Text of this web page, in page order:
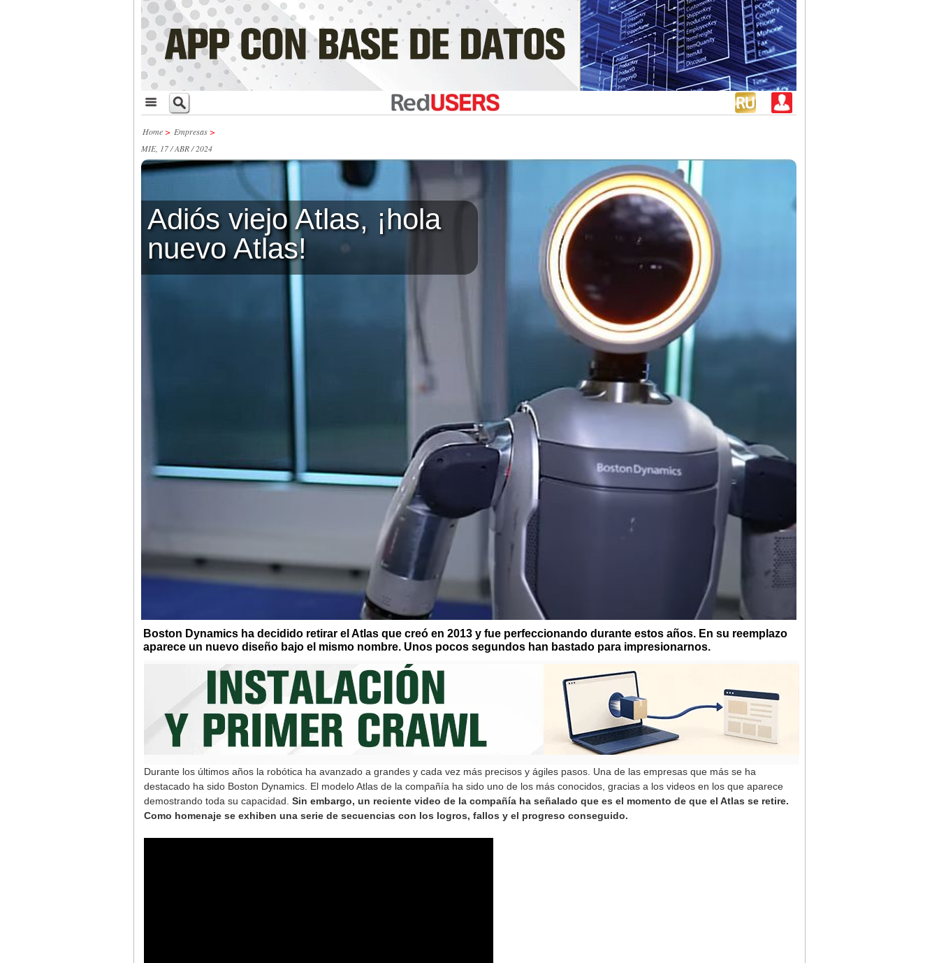
Home> Empresas>
MIE, 17 / ABR / 2024
Adiós viejo Atlas, ¡hola
nuevo Atlas!
Boston Dynamics ha decidido retirar el Atlas que creó en 2013 y fue perfeccionando durante estos años. En su reemplazo
aparece un nuevo diseño bajo el mismo nombre. Unos pocos segundos han bastado para impresionarnos.
Durante los últimos años la robótica ha avanzado a grandes y cada vez más precisos y ágiles pasos. Una de las empresas que más se ha
destacado ha sido Boston Dynamics. El modelo Atlas de la compañía ha sido uno de los más conocidos, gracias a los videos en los que aparece
demostrando toda su capacidad. Sin embargo, un reciente video de la compañía ha señalado que es el momento de que el Atlas se retire.
Como homenaje se exhiben una serie de secuencias con los logros, fallos y el progreso conseguido.